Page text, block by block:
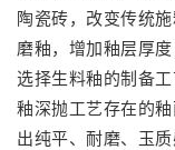
陶瓷砖，改变传统
磨釉，增加釉层厚
选择生料釉的制备
釉深抛工艺存在的
出纯平、耐磨、玉